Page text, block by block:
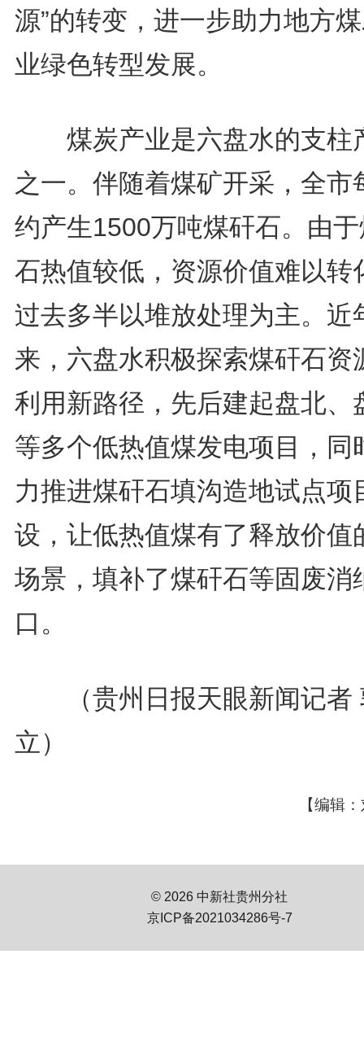
源”的转变，进一步助力地方
业绿色转型发展。
煤炭产业是六盘水的支柱
之一。伴随着煤矿开采，全市
约产生1500万吨煤矸石。由
石热值较低，资源价值难以转
过去多半以堆放处理为主。近
来，六盘水积极探索煤矸石资
利用新路径，先后建起盘北、
等多个低热值煤发电项目，同
力推进煤矸石填沟造地试点项
设，让低热值煤有了释放价值
场景，填补了煤矸石等固废消
口。
（贵州日报天眼新闻记者
立）
【编辑
© 2026 中新社贵州分社
京ICP备2021034286号-7